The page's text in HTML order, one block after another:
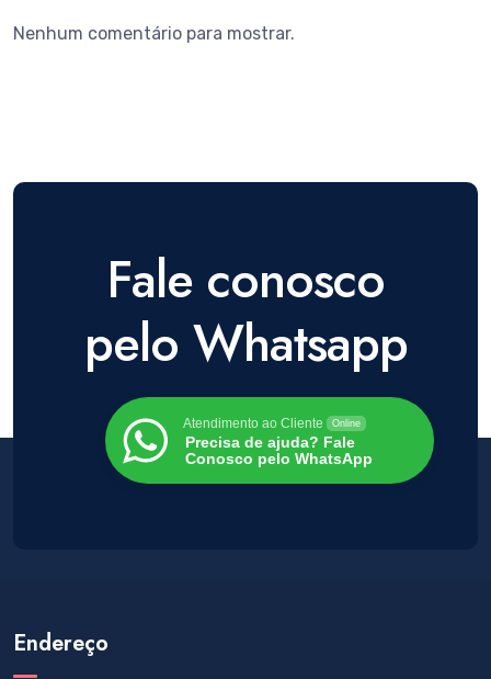
Nenhum comentário para mostrar.
Fale conosco
pelo Whatsapp
Atendimento ao Cliente Online
Precisa de ajuda? Fale
Conosco pelo WhatsApp
Endereço